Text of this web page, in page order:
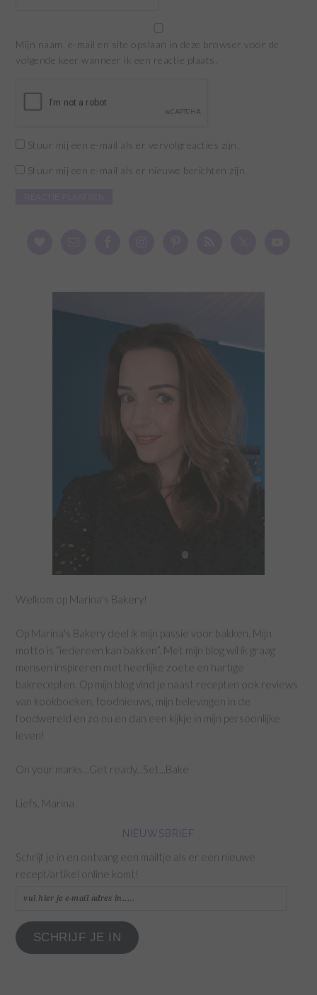
Mijn naam, e-mail en site opslaan in deze browser voor de
volgende keer wanneer ik een reactie plaats.
Stuur mij een e-mail als er vervolgreacties zijn.
Stuur mij een e-mail als er nieuwe berichten zijn.
Welkom op Marina's Bakery!
Op Marina's Bakery deel ik mijn passie voor bakken. Mijn
motto is “iedereen kan bakken”. Met mijn blog wil ik graag
mensen inspireren met heerlijke zoete en hartige
bakrecepten. Op mijn blog vind je naast recepten ook reviews
van kookboeken, foodnieuws, mijn belevingen in de
foodwereld en zo nu en dan een kijkje in mijn persoonlijke
leven!
On your marks...Get ready...Set...Bake
Liefs, Marina
NIEUWSBRIEF
Schrijf je in en ontvang een mailtje als er een nieuwe
recept/artikel online komt!
je
e-
SCHRIJF JE IN